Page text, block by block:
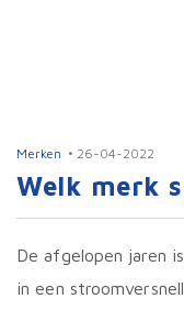
Merken 26-04-2022
Welk merk
De afgelopen jaren
in een